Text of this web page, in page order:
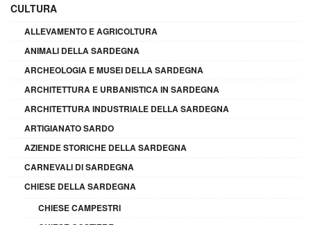
CULTURA
ALLEVAMENTO E AGRICOLTURA
ANIMALI DELLA SARDEGNA
ARCHEOLOGIA E MUSEI DELLA SARDEGNA
ARCHITETTURA E URBANISTICA IN SARDEGNA
ARCHITETTURA INDUSTRIALE DELLA SARDEGNA
ARTIGIANATO SARDO
AZIENDE STORICHE DELLA SARDEGNA
CARNEVALI DI SARDEGNA
CHIESE DELLA SARDEGNA
CHIESE CAMPESTRI